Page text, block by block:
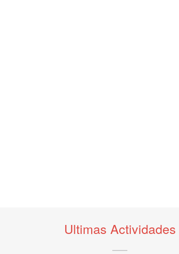
Ultimas Actividades